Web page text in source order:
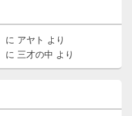
に アヤト より
に 三才の中 より